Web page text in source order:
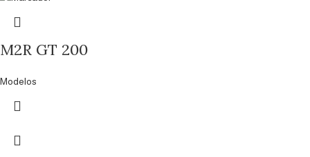
M2R GT 200
Modelos